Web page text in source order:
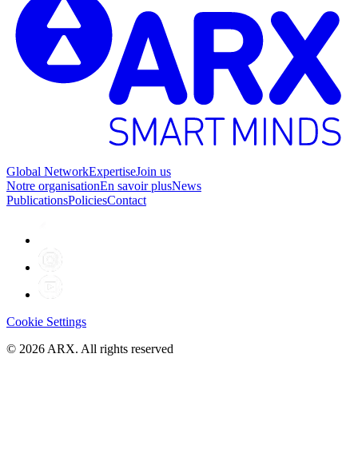
Global NetworkExpertiseJoin us
Notre organisationEn savoir plusNews
PublicationsPoliciesContact
Cookie Settings
© 2026 ARX. All rights reserved